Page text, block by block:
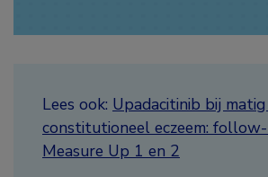
Lees ook: Upadacitinib bij
constitutioneel eczeem:
Measure Up 1 en 2